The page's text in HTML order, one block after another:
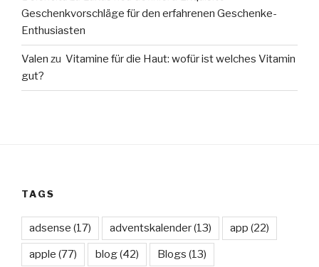
Geschenkvorschläge für den erfahrenen Geschenke-
Enthusiasten
Valen zu Vitamine für die Haut: wofür ist welches Vitamin
gut?
TAGS
adsense (17) adventskalender(13) app (22)
apple (77) blog(42) Blogs (13)